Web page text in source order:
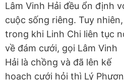
Lâm Vinh Hải đều ổn định
cuộc sống riêng. Tuy nhiên,
trong khi Linh Chi liên tục
về đám cưới, gọi Lâm Vinh
Hải là chồng và đã lên kế
hoạch cưới hỏi thì Lý